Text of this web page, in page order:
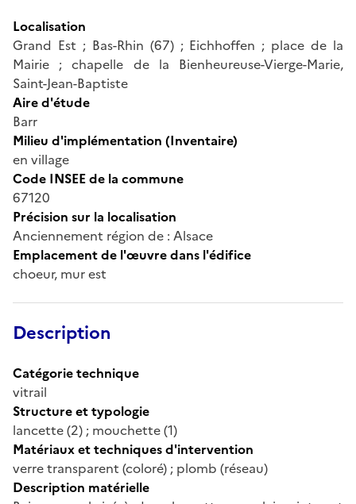
Localisation
Grand Est ; Bas-Rhin (67) ; Eichhoffen ; place de la
Mairie ; chapelle de la Bienheureuse-Vierge-Marie,
Saint-Jean-Baptiste
Aire d'étude
Barr
Milieu d'implémentation (Inventaire)
en village
Code INSEE de la commune
67120
Précision sur la localisation
Anciennement région de : Alsace
Emplacement de l'œuvre dans l'édifice
choeur, mur est
Description
Catégorie technique
vitrail
Structure et typologie
lancette (2) ; mouchette (1)
Matériaux et techniques d'intervention
verre transparent (coloré) ; plomb (réseau)
Description matérielle